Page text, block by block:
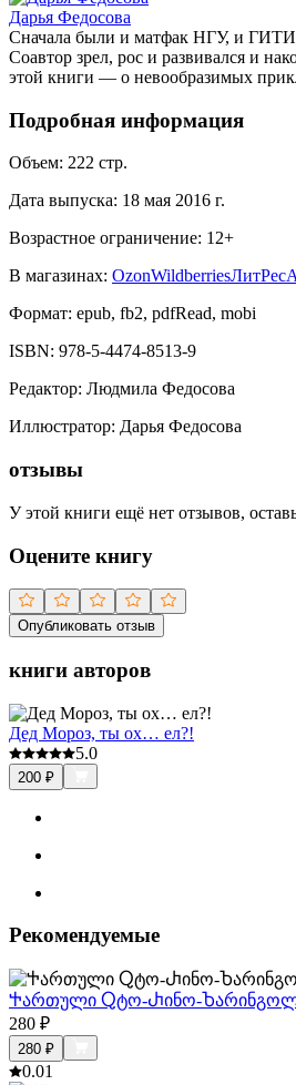
Дарья Федосова
Сначала были и матфак НГУ, и
Соавтор зрел, рос и развивался и
этой книги — о невообразимых
Подробная информация
Объем: 222 стр.
Дата выпуска: 18 мая 2016 г.
Возрастное ограничение: 12+
В магазинах: OzonWildberriesЛитРес
Формат: epub, fb2, pdfRead, mobi
ISBN: 978-5-4474-8513-9
Редактор: Людмила Федосова
Иллюстратор: Дарья Федосова
отзывы
У этой книги ещё нет отзывов,
Оцените книгу
Опубликовать отзыв
книги авторов
Дед Мороз, ты ох… ел?!
5.0
200 ₽
Рекомендуемые
Ⴕართული Ⴍტო-Ⴐინო-
280 ₽
280 ₽
0.01